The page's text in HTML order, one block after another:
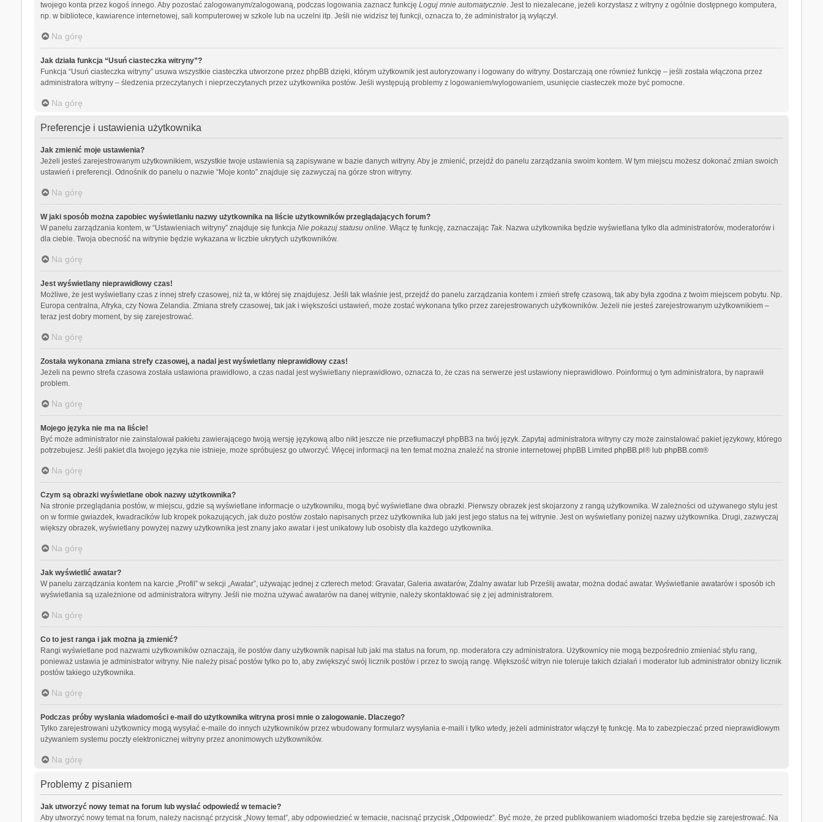
twojego konta przez kogoś innego. Aby pozostać zalogowanym/zalogowaną, podczas logowania zaznacz funkcję Loguj mnie automatycznie. Jest to niezalecane, jeżeli korzystasz z witryny z ogólnie dostępnego komputera,
np. w bibliotece, kawiarence internetowej, sali komputerowej w szkole lub na uczelni itp. Jeśli nie widzisz tej funkcji, oznacza to, że administrator ją wyłączył.
Na górę
Jak działa funkcja “Usuń ciasteczka witryny”?
Funkcja “Usuń ciasteczka witryny” usuwa wszystkie ciasteczka utworzone przez phpBB dzięki, którym użytkownik jest autoryzowany i logowany do witryny. Dostarczają one również funkcję – jeśli została włączona przez
administratora witryny – śledzenia przeczytanych i nieprzeczytanych przez użytkownika postów. Jeśli występują problemy z logowaniem/wylogowaniem, usunięcie ciasteczek może być pomocne.
Na górę
Preferencje i ustawienia użytkownika
Jak zmienić moje ustawienia?
Jeżeli jesteś zarejestrowanym użytkownikiem, wszystkie twoje ustawienia są zapisywane w bazie danych witryny. Aby je zmienić, przejdź do panelu zarządzania swoim kontem. W tym miejscu możesz dokonać zmian swoich
ustawień i preferencji. Odnośnik do panelu o nazwie “Moje konto” znajduje się zazwyczaj na górze stron witryny.
Na górę
W jaki sposób można zapobiec wyświetlaniu nazwy użytkownika na liście użytkowników przeglądających forum?
W panelu zarządzania kontem, w “Ustawieniach witryny” znajduje się funkcja Nie pokazuj statusu online. Włącz tę funkcję, zaznaczając Tak. Nazwa użytkownika będzie wyświetlana tylko dla administratorów, moderatorów i
dla ciebie. Twoja obecność na witrynie będzie wykazana w liczbie ukrytych użytkowników.
Na górę
Jest wyświetlany nieprawidłowy czas!
Możliwe, że jest wyświetlany czas z innej strefy czasowej, niż ta, w której się znajdujesz. Jeśli tak właśnie jest, przejdź do panelu zarządzania kontem i zmień strefę czasową, tak aby była zgodna z twoim miejscem pobytu. Np.
Europa centralna, Afryka, czy Nowa Zelandia. Zmiana strefy czasowej, tak jak i większości ustawień, może zostać wykonana tylko przez zarejestrowanych użytkowników. Jeżeli nie jesteś zarejestrowanym użytkownikiem –
teraz jest dobry moment, by się zarejestrować.
Na górę
Została wykonana zmiana strefy czasowej, a nadal jest wyświetlany nieprawidłowy czas!
Jeżeli na pewno strefa czasowa została ustawiona prawidłowo, a czas nadal jest wyświetlany nieprawidłowo, oznacza to, że czas na serwerze jest ustawiony nieprawidłowo. Poinformuj o tym administratora, by naprawił
problem.
Na górę
Mojego języka nie ma na liście!
Być może administrator nie zainstalował pakietu zawierającego twoją wersję językową albo nikt jeszcze nie przetłumaczył phpBB3 na twój język. Zapytaj administratora witryny czy może zainstalować pakiet językowy, którego
potrzebujesz. Jeśli pakiet dla twojego języka nie istnieje, może spróbujesz go utworzyć. Więcej informacji na ten temat można znaleźć na stronie internetowej phpBB Limited phpBB.pl ® lub phpBB.com®
Na górę
Czym są obrazki wyświetlane obok nazwy użytkownika?
Na stronie przeglądania postów, w miejscu, gdzie są wyświetlane informacje o użytkowniku, mogą być wyświetlane dwa obrazki. Pierwszy obrazek jest skojarzony z rangą użytkownika. W zależności od używanego stylu jest
on w formie gwiazdek, kwadracików lub kropek pokazujących, jak dużo postów zostało napisanych przez użytkownika lub jaki jest jego status na tej witrynie. Jest on wyświetlany poniżej nazwy użytkownika. Drugi, zazwyczaj
większy obrazek, wyświetlany powyżej nazwy użytkownika jest znany jako awatar i jest unikatowy lub osobisty dla każdego użytkownika.
Na górę
Jak wyświetlić awatar?
W panelu zarządzania kontem na karcie „Profil” w sekcji „Awatar”, używając jednej z czterech metod: Gravatar, Galeria awatarów, Zdalny awatar lub Prześlij awatar, można dodać awatar. Wyświetlanie awatarów i sposób ich
wyświetlania są uzależnione od administratora witryny. Jeśli nie można używać awatarów na danej witrynie, należy skontaktować się z jej administratorem.
Na górę
Co to jest ranga i jak można ją zmienić?
Rangi wyświetlane pod nazwami użytkowników oznaczają, ile postów dany użytkownik napisał lub jaki ma status na forum, np. moderatora czy administratora. Użytkownicy nie mogą bezpośrednio zmieniać stylu rang,
ponieważ ustawia je administrator witryny. Nie należy pisać postów tylko po to, aby zwiększyć swój licznik postów i przez to swoją rangę. Większość witryn nie toleruje takich działań i moderator lub administrator obniży licznik
postów takiego użytkownika.
Na górę
Podczas próby wysłania wiadomości e-mail do użytkownika witryna prosi mnie o zalogowanie. Dlaczego?
Tylko zarejestrowani użytkownicy mogą wysyłać e-maile do innych użytkowników przez wbudowany formularz wysyłania e-maili i tylko wtedy, jeżeli administrator włączył tę funkcję. Ma to zabezpieczać przed nieprawidłowym
używaniem systemu poczty elektronicznej witryny przez anonimowych użytkowników.
Na górę
Problemy z pisaniem
Jak utworzyć nowy temat na forum lub wysłać odpowiedź w temacie?
Aby utworzyć nowy temat na forum, należy nacisnąć przycisk „Nowy temat”, aby odpowiedzieć w temacie, nacisnąć przycisk „Odpowiedz”. Być może, że przed publikowaniem wiadomości trzeba będzie się zarejestrować. Na